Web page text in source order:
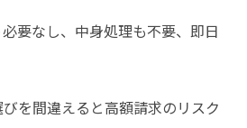
要なし、中身処理も不要、即日
を間違えると高額請求のリスク